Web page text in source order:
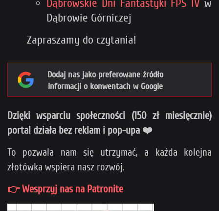
Dąbrowskie Dni Fantastyki FPS IV w
Dąbrowie Górniczej
Zapraszamy do czytania!
Dodaj nas jako preferowane źródło
informacji o konwentach w Google
Dzięki wsparciu społeczności (150 zł miesięcznie)
portal działa bez reklam i pop-upa ❤️
To pozwala nam się utrzymać, a każda kolejna
złotówka wspiera nasz rozwój.
👉 Wesprzyj nas na Patronite